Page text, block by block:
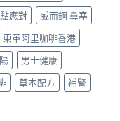
應對
威而鋼 鼻塞
東革阿里咖啡香港
男士健康
草本配方
補腎